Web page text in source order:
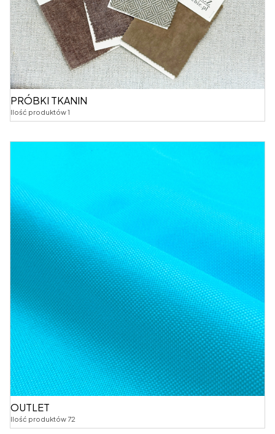
PRÓBKI TKANIN
Ilość produktów 1
OUTLET
Ilość produktów 72